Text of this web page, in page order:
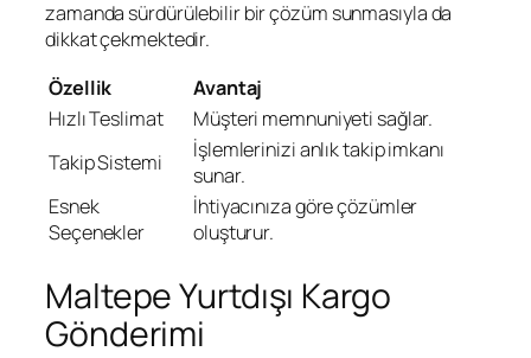
zamanda sürdürülebilir bir çözüm sunmasıyla da
dikkat çekmektedir.
Özellik
Avantaj
Hızlı Teslimat
Müşteri memnuniyeti sağlar.
Takip Sistemi
İşlemlerinizi anlık takip imkanı
sunar.
Esnek
Seçenekler
İhtiyacınıza göre çözümler
oluşturur.
Maltepe Yurtdışı Kargo
Gönderimi